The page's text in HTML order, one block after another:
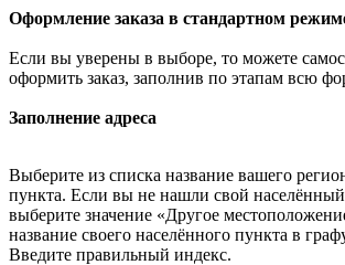
Оформление заказа в стандартном
Если вы уверены в выборе, то можете
оформить заказ, заполнив по этапам всю
Заполнение адреса
Выберите из списка название вашего
пункта. Если вы не нашли свой
выберите значение «Другое
название своего населённого пункта в
Введите правильный индекс.